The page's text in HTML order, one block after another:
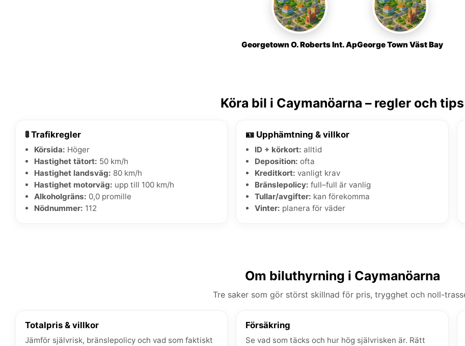
Georgetown O. Roberts Int. ApGeorge Town Väst Bay
Köra bil i Caymanöarna – regler och tips
🚦 Trafikregler
Körsida: Höger
Hastighet tätort: 50 km/h
Hastighet landsväg: 80 km/h
Hastighet motorväg: upp till 100 km/h
Alkoholgräns: 0,0 promille
Nödnummer: 112
🪪 Upphämtning & villkor
ID + körkort: alltid
Deposition: ofta
Kreditkort: vanligt krav
Bränslepolicy: full–full är vanlig
Tullar/avgifter: kan förekomma
Vinter: planera för väder
Om biluthyrning i Caymanöarna
Tre saker som gör störst skillnad för pris, trygghet och noll-
Totalpris & villkor
Jämför självrisk, bränslepolicy och vad som faktiskt
Försäkring
Se vad som täcks och hur hög självrisken är. Rätt